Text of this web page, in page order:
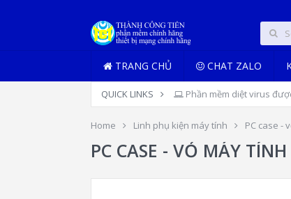
TRANG CHỦ CHAT ZALO
QUICK LINKS Phần mềm diệt virus
Home Linh phụ kiện máy tính PC case -
PC CASE - VỎ MÁY TÍNH